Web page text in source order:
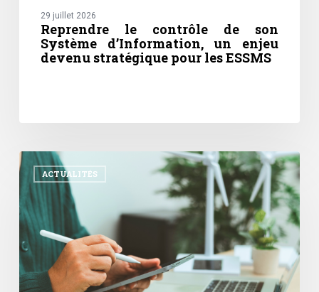
29 juillet 2026
Reprendre le contrôle de son
Système d’Information, un enjeu
devenu stratégique pour les ESSMS
ACTUALITÉS
Achats
responsables
un
levier
stratégique
pour
concilier
performance
et
impact